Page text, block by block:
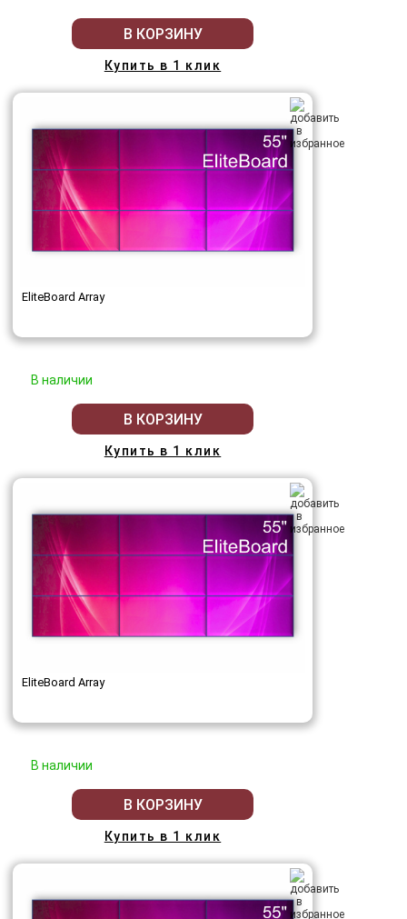
В КОРЗИНУ
Купить в 1 клик
EliteBoard Array
В наличии
В КОРЗИНУ
Купить в 1 клик
EliteBoard Array
В наличии
В КОРЗИНУ
Купить в 1 клик